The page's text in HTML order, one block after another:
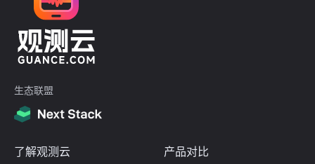
生态联盟
了解观测云 产品对比